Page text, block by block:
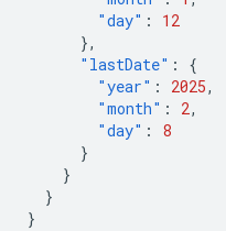
"day" :
12
},
"lastDate" :
{
"year" : 2025,
"month" : 2,
"day" :
8
}
}
}
}